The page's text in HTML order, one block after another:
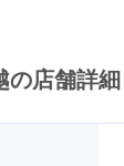
の店舗詳細